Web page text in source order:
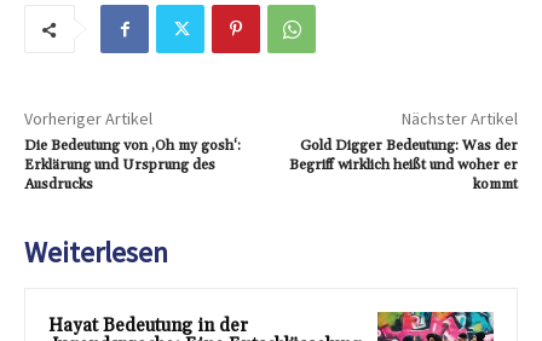
Vorheriger Artikel
Die Bedeutung von ‚Oh my gosh‘:
Erklärung und Ursprung des
Ausdrucks
Nächster Artikel
Gold Digger Bedeutung: Was der
Begriff wirklich heißt und woher er
kommt
Weiterlesen
Hayat Bedeutung in der